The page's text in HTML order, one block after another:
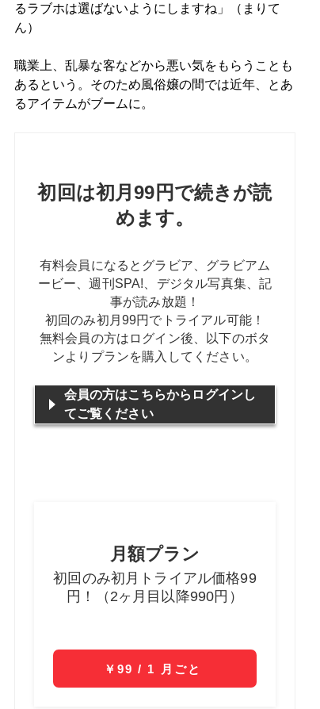
るラブホは選ばないようにしますね」（まりて
ん）
職業上、乱暴な客などから悪い気をもらうことも
あるという。そのため風俗嬢の間では近年、とあ
るアイテムがブームに。